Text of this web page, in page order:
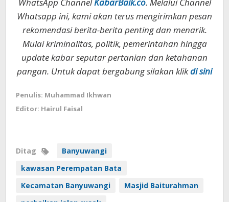
Whatsapp ini, kami akan terus mengirimkan pesan
rekomendasi berita-berita penting dan menarik.
Mulai kriminalitas, politik, pemerintahan hingga
update kabar seputar pertanian dan ketahanan
pangan. Untuk dapat bergabung silakan klikdi sini
Penulis: Muhammad Ikhwan
Editor: Hairul Faisal
Ditag
Banyuwangi
kawasan Perempatan Bata
Kecamatan Banyuwangi
Masjid Baiturahman